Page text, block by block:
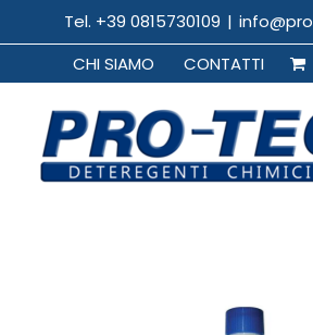
al
contenuto
Tel. +39 0815730109 |
CHI SIAMO
CONTATTI